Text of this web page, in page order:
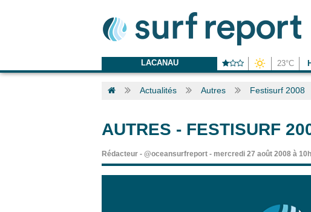
LACANAU 23°C
Actualités Autres Festisurf 2008
AUTRES - FESTISURF
Rédacteur - @oceansurfreport - mercredi 27 août 2008 à